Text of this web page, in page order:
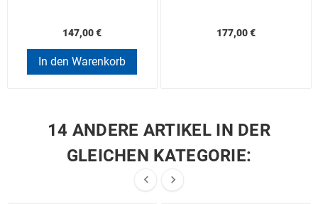
147,00 €
In den Warenkorb
177,00 €
14 ANDERE ARTIKEL IN DER
GLEICHEN KATEGORIE:
 